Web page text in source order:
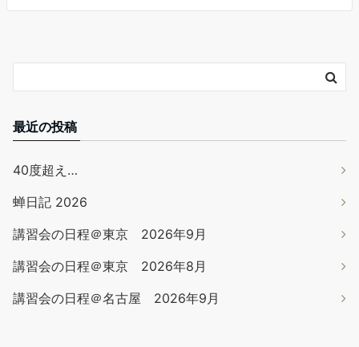
最近の投稿
40度超え…
蝉日記 2026
講習会の日程＠東京 2026年9月
講習会の日程＠東京 2026年8月
講習会の日程＠名古屋 2026年9月